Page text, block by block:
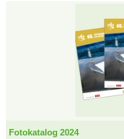
Fotokatalog 2024